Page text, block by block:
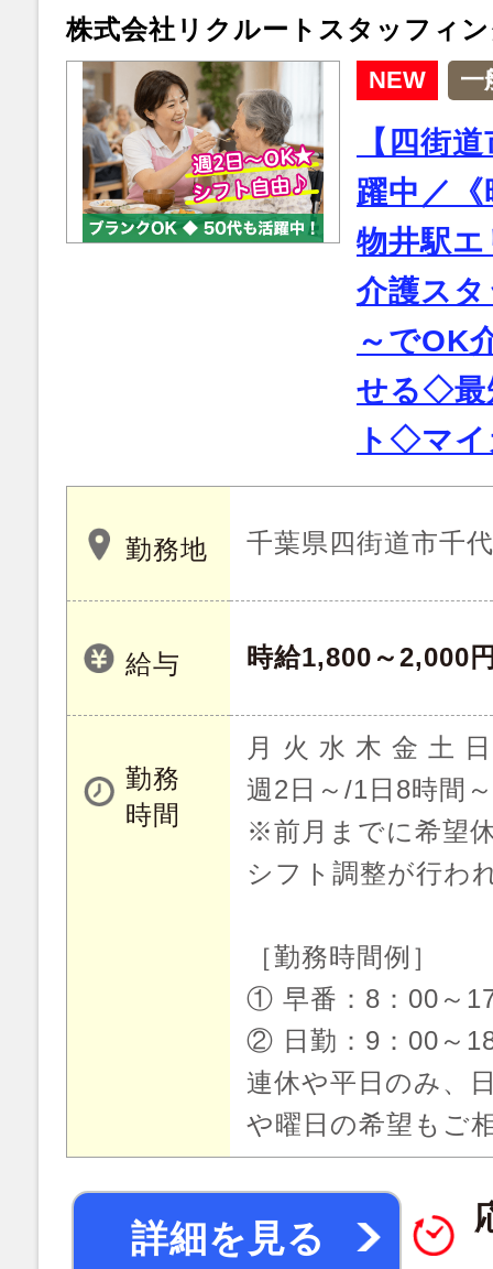
株式会社リクルートスタッフィ
NEW 一
【四街
躍中／
物井駅
介護ス
～でOK
せる◇最
ト◇マ
勤務地 千葉県四街道市千
給与 時給1,800～2,000
勤務
時間
月 火 水 木 金 土 日
週2日～/1日8時間
※前月までに希望
シフト調整が行わ
［勤務時間例］
① 早番：8：00～
② 日勤：9：00～
連休や平日のみ、
や曜日の希望もご
詳細を見る